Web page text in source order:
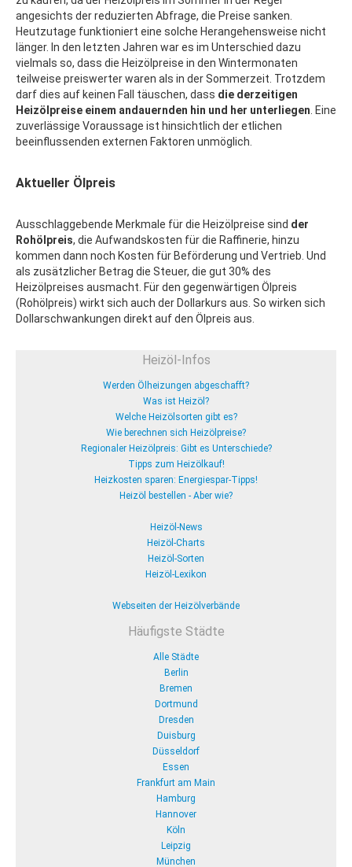
angesichts der reduzierten Abfrage, die Preise sanken.
Heutzutage funktioniert eine solche Herangehensweise nicht
länger. In den letzten Jahren war es im Unterschied dazu
vielmals so, dass die Heizölpreise in den Wintermonaten
teilweise preiswerter waren als in der Sommerzeit. Trotzdem
darf dies auf keinen Fall täuschen, dass die derzeitigen
Heizölpreise einem andauernden hin und her unterliegen . Eine
zuverlässige Voraussage ist hinsichtlich der etlichen
beeinflussenden externen Faktoren unmöglich.
Aktueller Ölpreis
Ausschlaggebende Merkmale für die Heizölpreise sind der
Rohölpreis, die Aufwandskosten für die Raffinerie, hinzu
kommen dann noch Kosten für Beförderung und Vertrieb. Und
als zusätzlicher Betrag die Steuer, die gut 30% des
Heizölpreises ausmacht. Für den gegenwärtigen Ölpreis
(Rohölpreis) wirkt sich auch der Dollarkurs aus. So wirken sich
Dollarschwankungen direkt auf den Ölpreis aus.
Heizöl-Infos
Werden Ölheizungen abgeschafft?
Was ist Heizöl?
Welche Heizölsorten gibt es?
Wie berechnen sich Heizölpreise?
Regionaler Heizölpreis: Gibt es Unterschiede?
Tipps zum Heizölkauf!
Heizkosten sparen: Energiespar-Tipps!
Heizöl bestellen - Aber wie?
Heizöl-News
Heizöl-Charts
Heizöl-Sorten
Heizöl-Lexikon
Webseiten der Heizölverbände
Häufigste Städte
Alle Städte
Berlin
Bremen
Dortmund
Dresden
Duisburg
Düsseldorf
Essen
Frankfurt am Main
Hamburg
Hannover
Köln
Leipzig
München